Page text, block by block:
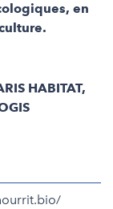
en
HABITAT,